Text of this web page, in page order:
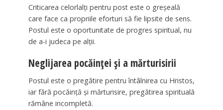
Criticarea celorlalți pentru post este o greșeală
care face ca propriile eforturi să fie lipsite de sens.
Postul este o oportunitate de progres spiritual, nu
de a-i judeca pe alții.
Neglijarea pocăinței și a mărturisirii
Postul este o pregătire pentru întâlnirea cu Hristos,
iar fără pocăință și mărturisire, pregătirea spirituală
rămâne incompletă.